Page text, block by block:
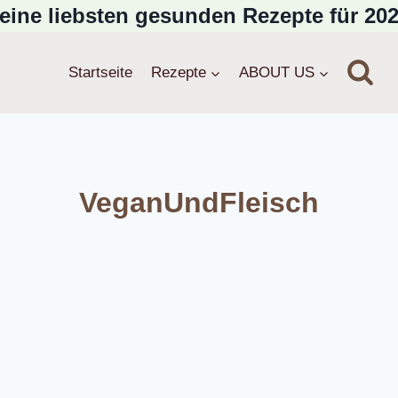
liebsten gesunden Rezepte für
Startseite Rezepte ABOUT US
VeganUndFleisch